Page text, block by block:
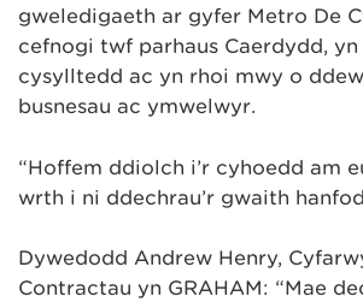
gweledigaeth ar gyfer Metro De
cefnogi twf parhaus Caerdydd,
cysylltedd ac yn rhoi mwy o
busnesau ac ymwelwyr.
“Hoffem ddiolch i’r cyhoedd am
wrth i ni ddechrau’r gwaith
Dywedodd Andrew Henry,
Contractau yn GRAHAM: “Mae